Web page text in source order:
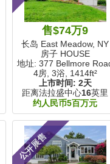
售$74万9
长岛 East Meadow, NY
房子 HOUSE
地址: 377 Bellmore
4房, 3浴, 1414ft²
上市时间: 2天
距离法拉盛中心16英里
约人民币5百万元
公开展售